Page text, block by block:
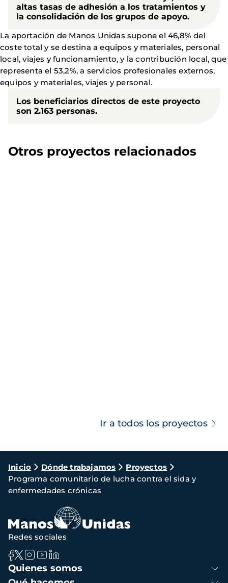
altas tasas de adhesión a los tratamientos y
la consolidación de los grupos de apoyo.
La aportación de Manos Unidas supone el 46,8% del
coste total y se destina a equipos y materiales, personal
local, viajes y funcionamiento, y la contribución local, que
representa el 53,2%, a servicios profesionales externos,
equipos y materiales, viajes y personal.
Los beneficiarios directos de este proyecto
son 2.163 personas.
Otros proyectos relacionados
Ir a todos los proyectos
Ruta
de
navegación
Inicio Dónde trabajamos
Proyectos
Programa comunitario de lucha contra el sida y
enfermedades crónicas
Navegación
principal
Quienes somos
Redes sociales